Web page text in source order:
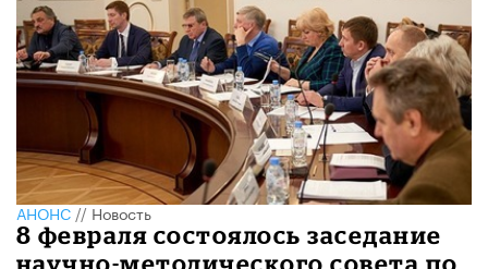
АНОНС//Новость
8 февраля состоялось заседание
научно-методического совета по